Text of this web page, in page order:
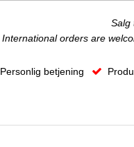
Salg
International orders are
Personlig betjening